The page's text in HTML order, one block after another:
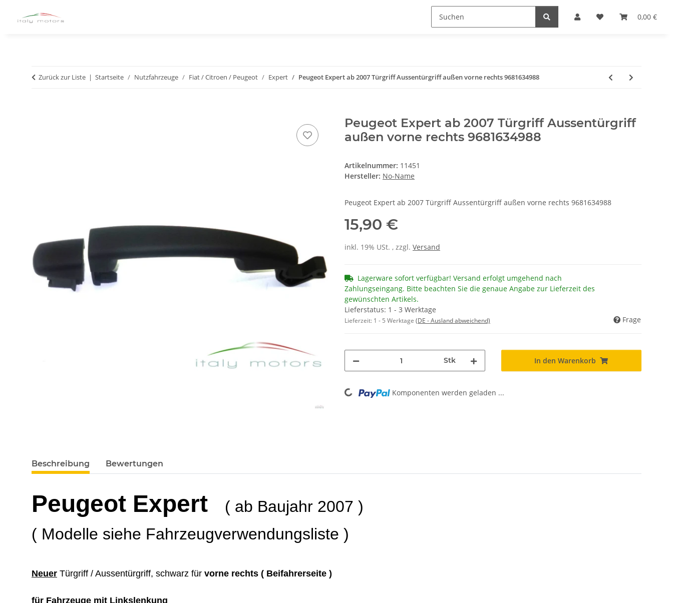
0,00 €
Zurück zur Liste Startseite Nutzfahrzeuge Fiat / Citroen / Peugeot Expert Peugeot Expert ab 2007 Türgriff Aussentürgriff außen vorne rechts 9681634988
Peugeot Expert ab 2007 Türgriff Aussentürgriff
außen vorne rechts 9681634988
Artikelnummer: 11451
Hersteller: No-Name
Peugeot Expert ab 2007 Türgriff Aussentürgriff außen vorne rechts 9681634988
15,90 €
inkl. 19% USt. , zzgl. Versand
Lagerware sofort verfügbar! Versand erfolgt umgehend nach
Zahlungseingang. Bitte beachten Sie die genaue Angabe zur Lieferzeit des
gewünschten Artikels.
Lieferstatus: 1 - 3 Werktage
Lieferzeit: 1 - 5 Werktage (DE - Ausland abweichend) Frage
Stk In den Warenkorb
Loading... Komponenten werden geladen ...
Beschreibung Bewertungen
Peugeot Expert
( ab Baujahr 2007 )
( Modelle siehe Fahrzeugverwendungsliste )
Neuer Türgriff / Aussentürgriff, schwarz für vorne rechts ( Beifahrerseite )
für Fahrzeuge mit Linkslenkung